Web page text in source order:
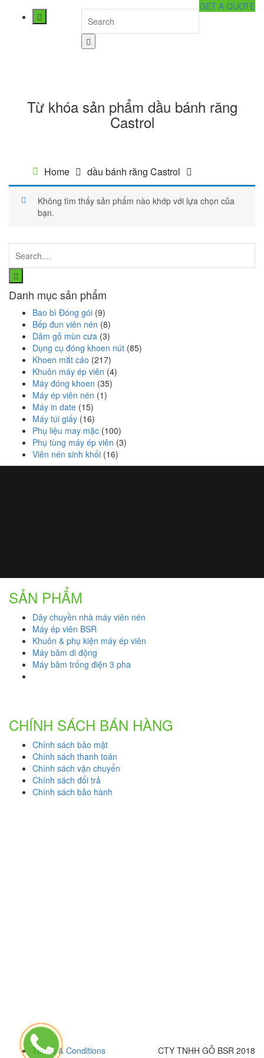
Dự án
SHOP
GET A QUOTE
Từ khóa sản phẩm dầu bánh răng
Castrol
Home dầu bánh răng Castrol
Không tìm thấy sản phẩm nào khớp với lựa chọn của
bạn.
Danh mục sản phẩm
Bao bì Đóng gói (9)
Bếp đun viên nén (8)
Dăm gỗ mùn cưa (3)
Dụng cụ đóng khoen nút (85)
Khoen mắt cáo (217)
Khuôn máy ép viên (4)
Máy đóng khoen (35)
Máy ép viên nén (1)
Máy in date (15)
Máy túi giấy (16)
Phụ liệu may mặc (100)
Phụ tùng máy ép viên (3)
Viên nén sinh khối (16)
SẢN PHẨM
Dây chuyền nhà máy viên nén
Máy ép viên BSR
Khuôn & phụ kiện máy ép viên
Máy băm di động
Máy băm trống điện 3 pha
CHÍNH SÁCH BÁN HÀNG
Chính sách bảo mật
Chính sách thanh toán
Chính sách vận chuyển
Chính sách đổi trả
Chính sách bảo hành
Terms & Conditions
CTY TNHH GỖ BSR 2018